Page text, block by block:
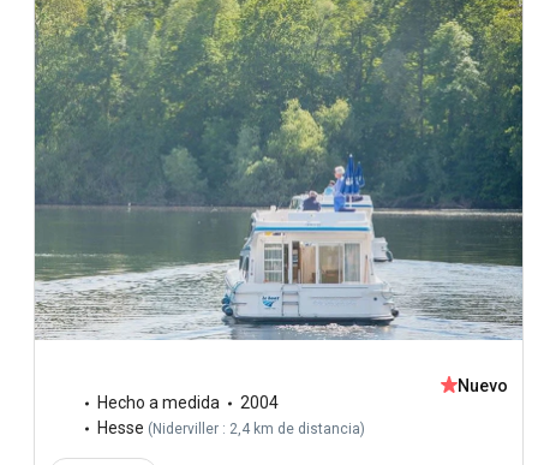
Hecho a medida
2004
Hesse ( Niderviller : 2,4 km de distancia)
Nuevo